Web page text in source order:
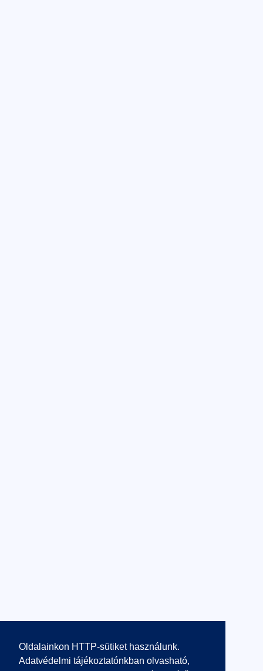
Oldalainkon HTTP-sütiket használunk.
Adatvédelmi tájékoztatónkban olvasható,